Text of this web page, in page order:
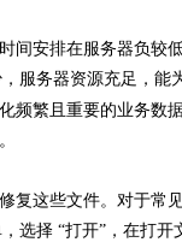
间安排在服务器负
服务器资源充足，
频繁且重要的业务数
复这些文件。对于常
选择 “打开”，在打